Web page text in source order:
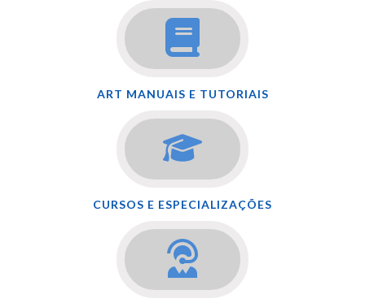
ART MANUAIS E TUTORIAIS
CURSOS E ESPECIALIZAÇÕES